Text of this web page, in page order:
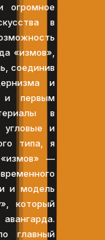
огромное
в
«измов»,
соединив
и
и первым
в
угловые и
типа, я
—
и модель
который
главный